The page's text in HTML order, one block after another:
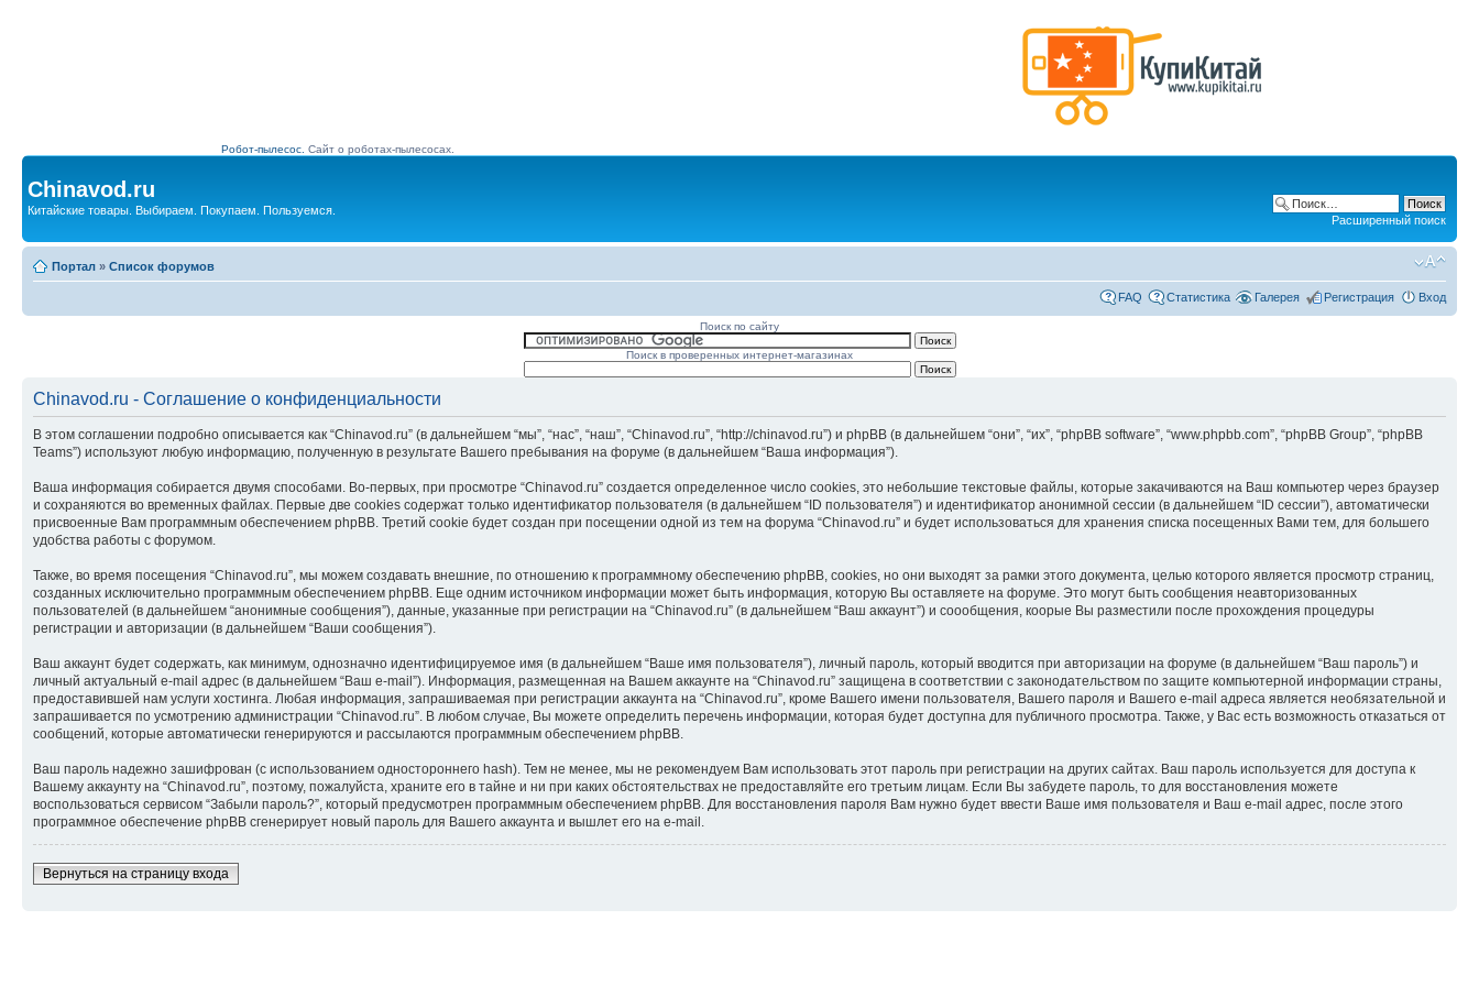
Робот-пылесос. Сайт о роботах-пылесосах.
Chinavod.ru
Китайские товары. Выбираем. Покупаем. Пользуемся.
Расширенный поиск
Портал » Список форумов
FAQ Статистика Галерея Регистрация Вход
Поиск по сайту
Поиск в проверенных интернет-магазинах
Chinavod.ru - Соглашение о конфиденциальности
В этом соглашении подробно описывается как “Chinavod.ru” (в дальнейшем “мы”, “нас”, “наш”, “Chinavod.ru”, “http://chinavod.ru”) и phpBB (в дальнейшем “они”, “их”, “phpBB software”, “www.phpbb.com”, “phpBB Group”, “phpBB
Teams”) используют любую информацию, полученную в результате Вашего пребывания на форуме (в дальнейшем “Ваша информация”).
Ваша информация собирается двумя способами. Во-первых, при просмотре “Chinavod.ru” создается определенное число cookies, это небольшие текстовые файлы, которые закачиваются на Ваш компьютер через браузер
и сохраняются во временных файлах. Первые две cookies содержат только идентификатор пользователя (в дальнейшем “ID пользователя”) и идентификатор анонимной сессии (в дальнейшем “ID сессии”), автоматически
присвоенные Вам программным обеспечением phpBB. Третий cookie будет создан при посещении одной из тем на форума “Chinavod.ru” и будет использоваться для хранения списка посещенных Вами тем, для большего
удобства работы с форумом.
Также, во время посещения “Chinavod.ru”, мы можем создавать внешние, по отношению к программному обеспечению phpBB, cookies, но они выходят за рамки этого документа, целью которого является просмотр страниц,
созданных исключительно программным обеспечением phpBB. Еще одним источником информации может быть информация, которую Вы оставляете на форуме. Это могут быть сообщения неавторизованных
пользователей (в дальнейшем “анонимные сообщения”), данные, указанные при регистрации на “Chinavod.ru” (в дальнейшем “Ваш аккаунт”) и соообщения, коорые Вы разместили после прохождения процедуры
регистрации и авторизации (в дальнейшем “Ваши сообщения”).
Ваш аккаунт будет содержать, как минимум, однозначно идентифицируемое имя (в дальнейшем “Ваше имя пользователя”), личный пароль, который вводится при авторизации на форуме (в дальнейшем “Ваш пароль”) и
личный актуальный e-mail адрес (в дальнейшем “Ваш e-mail”). Информация, размещенная на Вашем аккаунте на “Chinavod.ru” защищена в соответствии с законодательством по защите компьютерной информации страны,
предоставившей нам услуги хостинга. Любая информация, запрашиваемая при регистрации аккаунта на “Chinavod.ru”, кроме Вашего имени пользователя, Вашего пароля и Вашего e-mail адреса является необязательной и
запрашивается по усмотрению администрации “Chinavod.ru”. В любом случае, Вы можете определить перечень информации, которая будет доступна для публичного просмотра. Также, у Вас есть возможность отказаться от
сообщений, которые автоматически генерируются и рассылаются программным обеспечением phpBB.
Ваш пароль надежно зашифрован (с использованием одностороннего hash). Тем не менее, мы не рекомендуем Вам использовать этот пароль при регистрации на других сайтах. Ваш пароль используется для доступа к
Вашему аккаунту на “Chinavod.ru”, поэтому, пожалуйста, храните его в тайне и ни при каких обстоятельствах не предоставляйте его третьим лицам. Если Вы забудете пароль, то для восстановления можете
воспользоваться сервисом “Забыли пароль?”, который предусмотрен программным обеспечением phpBB. Для восстановления пароля Вам нужно будет ввести Ваше имя пользователя и Ваш e-mail адрес, после этого
программное обеспечение phpBB сгенерирует новый пароль для Вашего аккаунта и вышлет его на e-mail.
Вернуться на страницу входа